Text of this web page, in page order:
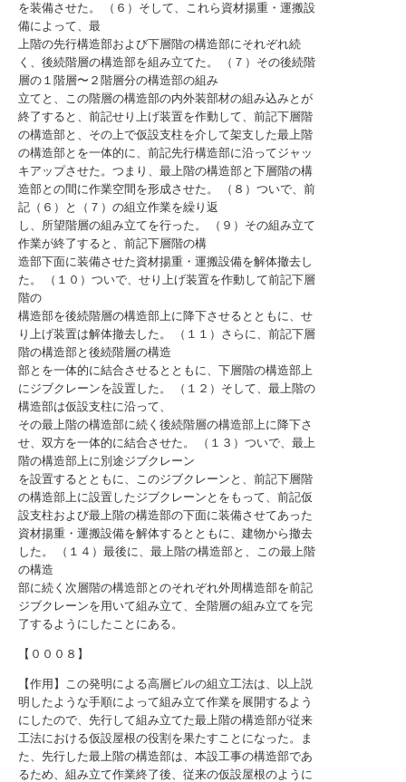
を装備させた。 （６）そして、これら資材揚重・運搬設
備によって、最
上階の先行構造部および下層階の構造部にそれぞれ続
く、後続階層の構造部を組み立てた。 （７）その後続階
層の１階層〜２階層分の構造部の組み
立てと、この階層の構造部の内外装部材の組み込みとが
終了すると、前記せり上げ装置を作動して、前記下層階
の構造部と、その上で仮設支柱を介して架支した最上階
の構造部とを一体的に、前記先行構造部に沿ってジャッ
キアップさせた。つまり、最上階の構造部と下層階の構
造部との間に作業空間を形成させた。 （８）ついで、前
記（６）と（７）の組立作業を繰り返
し、所望階層の組み立てを行った。 （９）その組み立て
作業が終了すると、前記下層階の構
造部下面に装備させた資材揚重・運搬設備を解体撤去し
た。 （１０）ついで、せり上げ装置を作動して前記下層
階の
構造部を後続階層の構造部上に降下させるとともに、せ
り上げ装置は解体撤去した。 （１１）さらに、前記下層
階の構造部と後続階層の構造
部とを一体的に結合させるとともに、下層階の構造部上
にジブクレーンを設置した。 （１２）そして、最上階の
構造部は仮設支柱に沿って、
その最上階の構造部に続く後続階層の構造部上に降下さ
せ、双方を一体的に結合させた。 （１３）ついで、最上
階の構造部上に別途ジブクレーン
を設置するとともに、このジブクレーンと、前記下層階
の構造部上に設置したジブクレーンとをもって、前記仮
設支柱および最上階の構造部の下面に装備させてあった
資材揚重・運搬設備を解体するとともに、建物から撤去
した。 （１４）最後に、最上階の構造部と、この最上階
の構造
部に続く次層階の構造部とのそれぞれ外周構造部を前記
ジブクレーンを用いて組み立て、全階層の組み立てを完
了するようにしたことにある。
【０００８】
【作用】この発明による高層ビルの組立工法は、以上説
明したような手順によって組み立て作業を展開するよう
にしたので、先行して組み立てた最上階の構造部が従来
工法における仮設屋根の役割を果たすことになった。ま
た、先行した最上階の構造部は、本設工事の構造部であ
るため、組み立て作業終了後、従来の仮設屋根のように